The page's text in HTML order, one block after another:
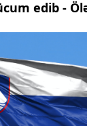
edib -